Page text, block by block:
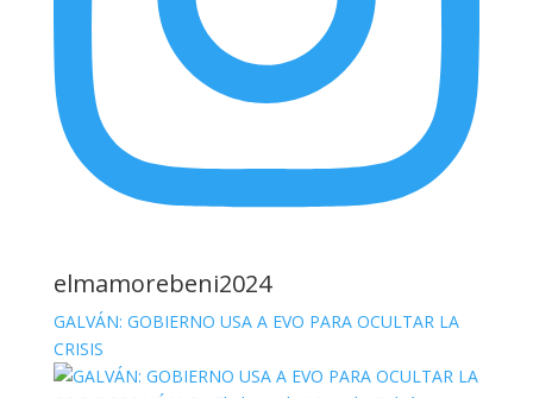
elmamorebeni2024
GALVÁN: GOBIERNO USA A EVO PARA OCULTAR LA
CRISIS